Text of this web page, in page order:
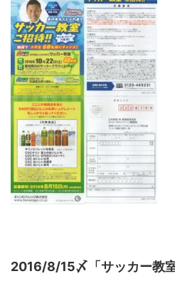
2016/8/15〆「サッカー教